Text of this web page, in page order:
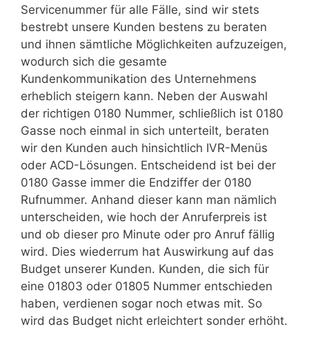
Servicenummer für alle Fälle, sind wir stets
bestrebt unsere Kunden bestens zu beraten
und ihnen sämtliche Möglichkeiten aufzuzeigen,
wodurch sich die gesamte
Kundenkommunikation des Unternehmens
erheblich steigern kann. Neben der Auswahl
der richtigen 0180 Nummer, schließlich ist 0180
Gasse noch einmal in sich unterteilt, beraten
wir den Kunden auch hinsichtlich IVR-Menüs
oder ACD-Lösungen. Entscheidend ist bei der
0180 Gasse immer die Endziffer der 0180
Rufnummer. Anhand dieser kann man nämlich
unterscheiden, wie hoch der Anruferpreis ist
und ob dieser pro Minute oder pro Anruf fällig
wird. Dies wiederrum hat Auswirkung auf das
Budget unserer Kunden. Kunden, die sich für
eine 01803 oder 01805 Nummer entschieden
haben, verdienen sogar noch etwas mit. So
wird das Budget nicht erleichtert sonder erhöht.